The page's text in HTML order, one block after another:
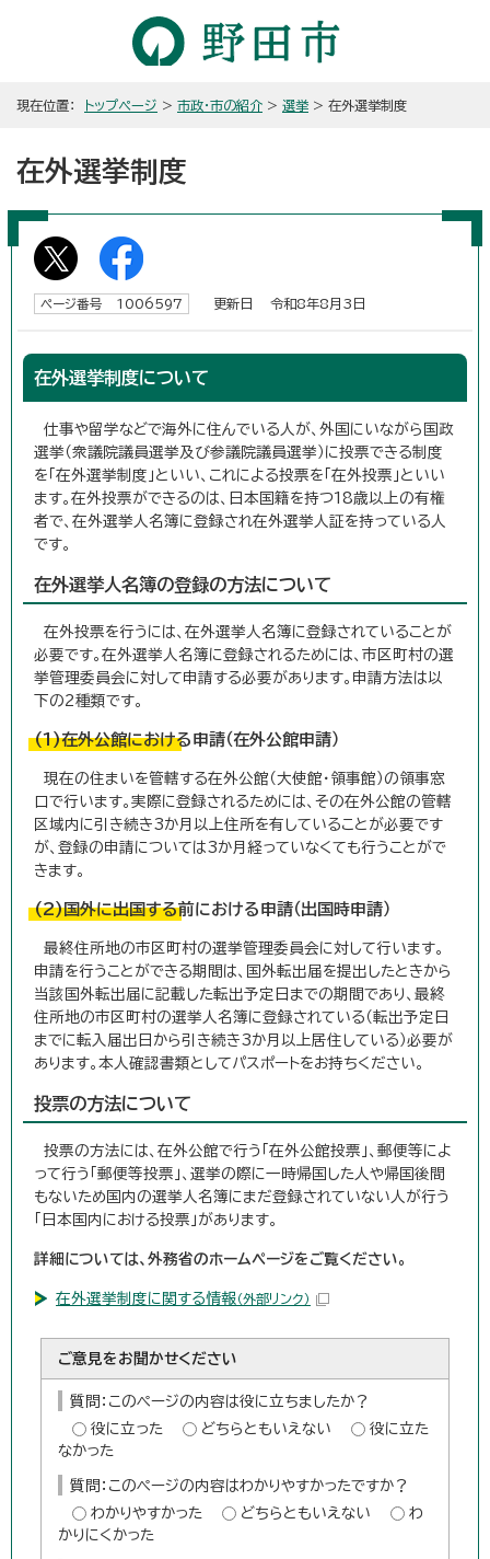
現在位置： トップページ > 市政・市の紹介 > 選挙 > 在外選挙制度
在外選挙制度
ページ番号 1006597 更新日 令和8年8月3日
在外選挙制度について
仕事や留学などで海外に住んでいる人が、外国にいながら国政
選挙（衆議院議員選挙及び参議院議員選挙）に投票できる制度
を「在外選挙制度」といい、これによる投票を「在外投票」といい
ます。在外投票ができるのは、日本国籍を持つ18歳以上の有権
者で、在外選挙人名簿に登録され在外選挙人証を持っている人
です。
在外選挙人名簿の登録の方法について
在外投票を行うには、在外選挙人名簿に登録されていることが
必要です。在外選挙人名簿に登録されるためには、市区町村の選
挙管理委員会に対して申請する必要があります。申請方法は以
下の2種類です。
(1)在外公館における申請（在外公館申請）
現在の住まいを管轄する在外公館（大使館・領事館）の領事窓
口で行います。実際に登録されるためには、その在外公館の管轄
区域内に引き続き3か月以上住所を有していることが必要です
が、登録の申請については3か月経っていなくても行うことがで
きます。
(2)国外に出国する前における申請（出国時申請）
最終住所地の市区町村の選挙管理委員会に対して行います。
申請を行うことができる期間は、国外転出届を提出したときから
当該国外転出届に記載した転出予定日までの期間であり、最終
住所地の市区町村の選挙人名簿に登録されている（転出予定日
までに転入届出日から引き続き3か月以上居住している）必要が
あります。本人確認書類としてパスポートをお持ちください。
投票の方法について
投票の方法には、在外公館で行う「在外公館投票」、郵便等によ
って行う「郵便等投票」、選挙の際に一時帰国した人や帰国後間
もないため国内の選挙人名簿にまだ登録されていない人が行う
「日本国内における投票」があります。
詳細については、外務省のホームページをご覧ください。
在外選挙制度に関する情報（外部リンク）
ご意見をお聞かせください
質問：このページの内容は役に立ちましたか？
役に立った
どちらともいえない
役に立た
なかった
質問：このページの内容はわかりやすかったですか？
わかりやすかった
どちらともいえない
わ
かりにくかった